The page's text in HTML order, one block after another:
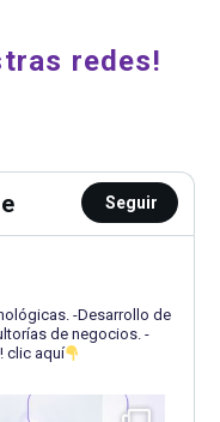
redes!
Seguir
-Desarrollo de
de negocios. -
clic aquí